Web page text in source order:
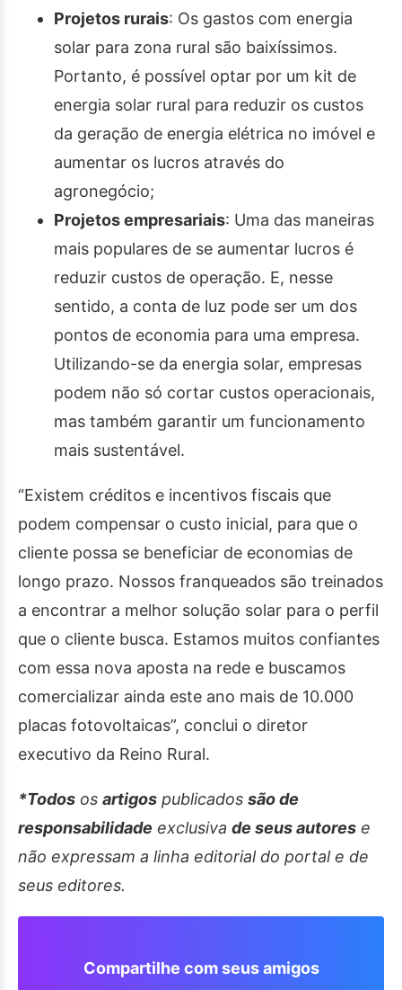
Projetos rurais: Os gastos com energia
solar para zona rural são baixíssimos.
Portanto, é possível optar por um kit de
energia solar rural para reduzir os custos
da geração de energia elétrica no imóvel e
aumentar os lucros através do
agronegócio;
Projetos empresariais: Uma das maneiras
mais populares de se aumentar lucros é
reduzir custos de operação. E, nesse
sentido, a conta de luz pode ser um dos
pontos de economia para uma empresa.
Utilizando-se da energia solar, empresas
podem não só cortar custos operacionais,
mas também garantir um funcionamento
mais sustentável.
“Existem créditos e incentivos fiscais que
podem compensar o custo inicial, para que o
cliente possa se beneficiar de economias de
longo prazo. Nossos franqueados são treinados
a encontrar a melhor solução solar para o perfil
que o cliente busca. Estamos muitos confiantes
com essa nova aposta na rede e buscamos
comercializar ainda este ano mais de 10.000
placas fotovoltaicas”, conclui o diretor
executivo da Reino Rural.
*Todos os artigos publicados são de
responsabilidade exclusiva de seus autores e
não expressam a linha editorial do portal e de
seus editores.
Compartilhe com seus amigos